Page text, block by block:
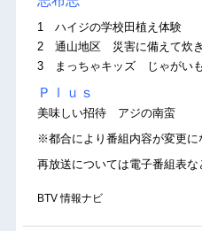
1 ハイジの学校田植え体験
2 通山地区 災害に備えて炊
3 まっちゃキッズ じゃがいも
Ｐｌｕｓ
美味しい招待 アジの南蛮
※都合により番組内容が変更に
再放送については電子番組表な
BTV 情報ナビ